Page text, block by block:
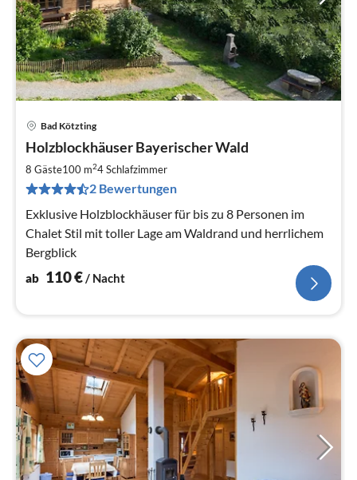
Bad Kötzting
Holzblockhäuser Bayerischer Wald
8 Gäste100 m24Schlafzimmer
2 Bewertungen
Exklusive Holzblockhäuser für bis zu 8 Personen im
Chalet Stil mit toller Lage am Waldrand und herrlichem
Bergblick
ab 110€/ Nacht